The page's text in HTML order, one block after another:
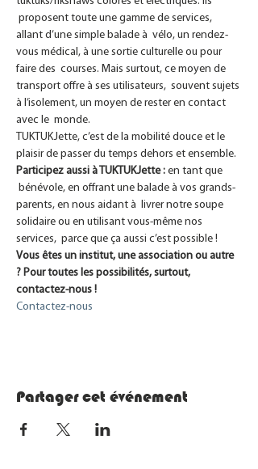
proposent toute une gamme de services,
allant d’une simple balade à  vélo, un rendez-
vous médical, à une sortie culturelle ou pour
faire des  courses. Mais surtout, ce moyen de
transport offre à ses utilisateurs,  souvent sujets
à l’isolement, un moyen de rester en contact
avec le  monde.
TUKTUKJette, c’est de la mobilité douce et le
plaisir de passer du temps dehors et ensemble.
Participez aussi à TUKTUKJette : en tant que
bénévole, en offrant une balade à vos grands-
parents, en nous aidant à  livrer notre soupe
solidaire ou en utilisant vous-même nos
services,  parce que ça aussi c’est possible !
Vous êtes un institut, une association ou autre
? Pour toutes les possibilités, surtout,
contactez-nous !
Contactez-nous
Partager cet événement